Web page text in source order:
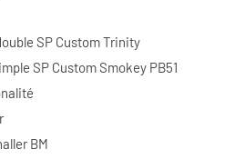
SP Custom Trinity
SP Custom Smokey PB51
BM